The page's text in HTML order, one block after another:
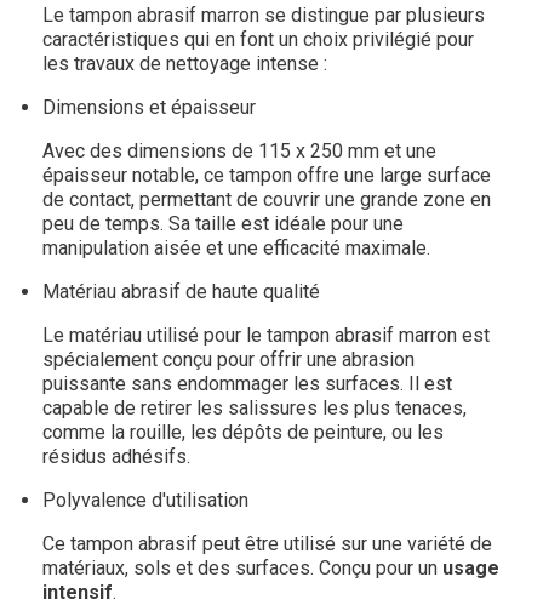
Le tampon abrasif marron se distingue par plusieurs
caractéristiques qui en font un choix privilégié pour
les travaux de nettoyage intense :
Dimensions et épaisseur
Avec des dimensions de 115 x 250 mm et une
épaisseur notable, ce tampon offre une large surface
de contact, permettant de couvrir une grande zone en
peu de temps. Sa taille est idéale pour une
manipulation aisée et une efficacité maximale.
Matériau abrasif de haute qualité
Le matériau utilisé pour le tampon abrasif marron est
spécialement conçu pour offrir une abrasion
puissante sans endommager les surfaces. Il est
capable de retirer les salissures les plus tenaces,
comme la rouille, les dépôts de peinture, ou les
résidus adhésifs.
Polyvalence d'utilisation
Ce tampon abrasif peut être utilisé sur une variété de
matériaux, sols et des surfaces. Conçu pour un usage
intensif.